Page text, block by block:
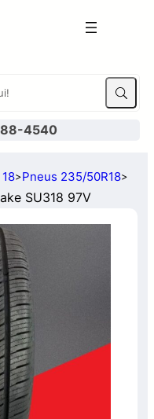
4540
>Pneus 235/50R18>
SU318 97V